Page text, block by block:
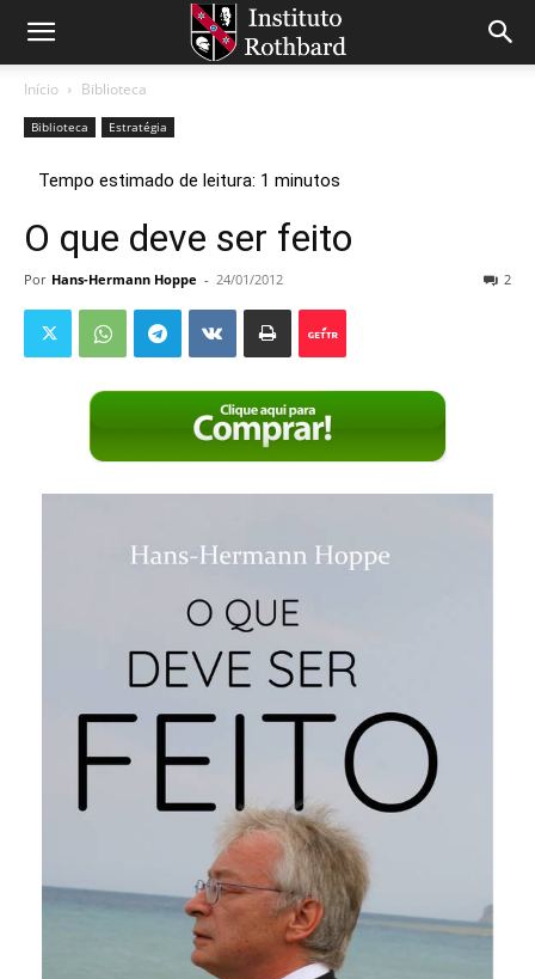
Início Biblioteca
Biblioteca Estratégia
O que deve ser feito
Por Hans-Hermann Hoppe - 24/01/2012 2